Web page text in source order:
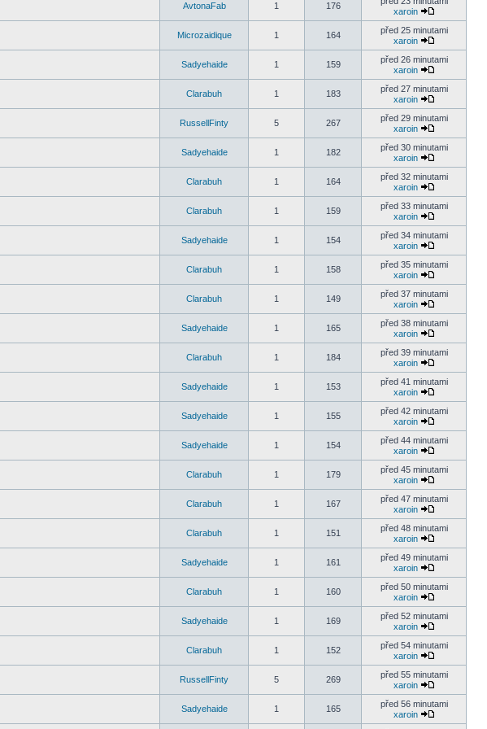
AvtonaFab 1 176
xaroin
Microzaidique 1 164
před 25 minutami
xaroin
Sadyehaide 1 159
před 26 minutami
xaroin
Clarabuh 1 183
před 27 minutami
xaroin
RussellFinty 5 267
před 29 minutami
xaroin
Sadyehaide 1 182
před 30 minutami
xaroin
Clarabuh 1 164
před 32 minutami
xaroin
Clarabuh 1 159
před 33 minutami
xaroin
Sadyehaide 1 154
před 34 minutami
xaroin
Clarabuh 1 158
před 35 minutami
xaroin
Clarabuh 1 149
před 37 minutami
xaroin
Sadyehaide 1 165
před 38 minutami
xaroin
Clarabuh 1 184
před 39 minutami
xaroin
Sadyehaide 1 153
před 41 minutami
xaroin
Sadyehaide 1 155
před 42 minutami
xaroin
Sadyehaide 1 154
před 44 minutami
xaroin
Clarabuh 1 179
před 45 minutami
xaroin
Clarabuh 1 167
před 47 minutami
xaroin
Clarabuh 1 151
před 48 minutami
xaroin
Sadyehaide 1 161
před 49 minutami
xaroin
Clarabuh 1 160
před 50 minutami
xaroin
Sadyehaide 1 169
před 52 minutami
xaroin
Clarabuh 1 152
před 54 minutami
xaroin
RussellFinty 5 269
před 55 minutami
xaroin
Sadyehaide 1 165
před 56 minutami
xaroin